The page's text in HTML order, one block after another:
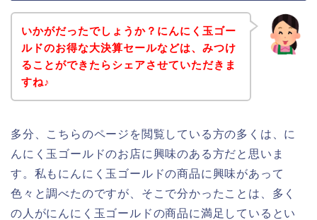
いかがだったでしょうか？にんにく玉ゴー
ルドのお得な大決算セールなどは、みつけ
ることができたらシェアさせていただきま
すね♪
多分、こちらのページを閲覧している方の多くは、に
んにく玉ゴールドのお店に興味のある方だと思いま
す。私もにんにく玉ゴールドの商品に興味があって
色々と調べたのですが、そこで分かったことは、多く
の人がにんにく玉ゴールドの商品に満足しているとい